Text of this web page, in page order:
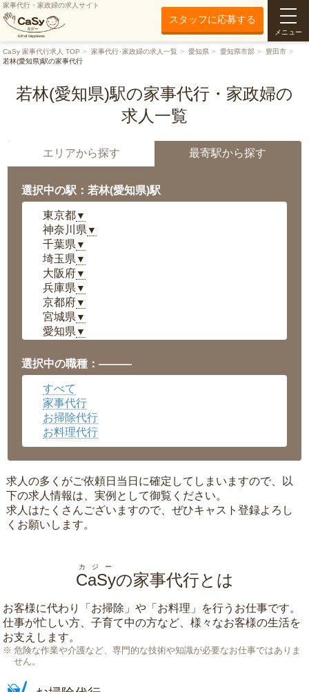
家事代行・家政婦の求人サイト
スタッフに応募する
メニュー
CaSy 家事代行求人 TOP 家事代行･家政婦の求人一覧 愛知県 愛知県市部
豊田市
若林(愛知県)駅の家事代行
若林(愛知県)駅の家事代行・家政婦の
求人一覧
エリアから探す 最寄駅から探す
選択中の駅：若林(愛知県)駅
東京都▼
神奈川県 ▼
千葉県 ▼
埼玉県 ▼
大阪府▼
兵庫県 ▼
京都府▼
宮城県 ▼
愛知県 ▼
岡山県▼
広島県▼
沖縄県
選択中の職種：———
すべて
家事代行
お掃除代行
お料理代行
求人の多くがご依頼日当日に確定してしまいますので、以
下の求人情報は、実例として御覧ください。
求人はたくさんございますので、ぜひキャスト登録よろし
くお願いします。
CaSy
カジー
の家事代行とは
お客様に代わり「 お掃除 」や「 お料理 」を行うお仕事です。
仕事が忙しい方、子育て中の方など、様々なお客様の生活を
お支えします。
危険な作業や介護など、専門的な技術や知識が必要なお仕事ではありま
せん。